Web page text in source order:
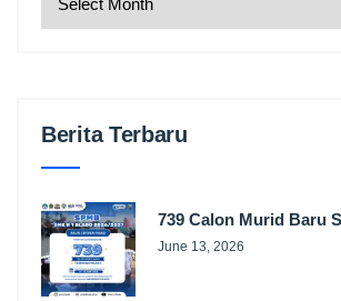
Berita Terbaru
739 Calon Murid Baru
June 13, 2026